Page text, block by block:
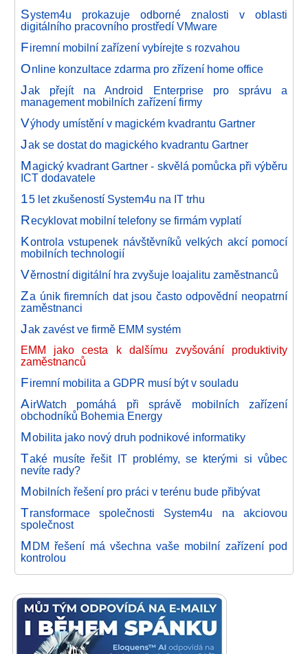
System4u prokazuje odborné znalosti v oblasti
digitálního pracovního prostředí VMware
Firemní mobilní zařízení vybírejte s rozvahou
Online konzultace zdarma pro zřízení home office
Jak přejít na Android Enterprise pro správu a
management mobilních zařízení firmy
Výhody umístění v magickém kvadrantu Gartner
Jak se dostat do magického kvadrantu Gartner
Magický kvadrant Gartner - skvělá pomůcka při výběru
ICT dodavatele
15 let zkušeností System4u na IT trhu
Recyklovat mobilní telefony se firmám vyplatí
Kontrola vstupenek návštěvníků velkých akcí pomocí
mobilních technologií
Věrnostní digitální hra zvyšuje loajalitu zaměstnanců
Za únik firemních dat jsou často odpovědní neopatrní
zaměstnanci
Jak zavést ve firmě EMM systém
EMM jako cesta k dalšímu zvyšování produktivity
zaměstnanců
Firemní mobilita a GDPR musí být v souladu
AirWatch pomáhá při správě mobilních zařízení
obchodníků Bohemia Energy
Mobilita jako nový druh podnikové informatiky
Také musíte řešit IT problémy, se kterými si vůbec
nevíte rady?
Mobilních řešení pro práci v terénu bude přibývat
Transformace společnosti System4u na akciovou
společnost
MDM řešení má všechna vaše mobilní zařízení pod
kontrolou